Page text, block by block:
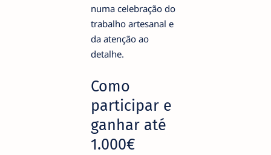
numa celebração do
trabalho artesanal e
da atenção ao
detalhe.
Como
participar e
ganhar até
1.000€